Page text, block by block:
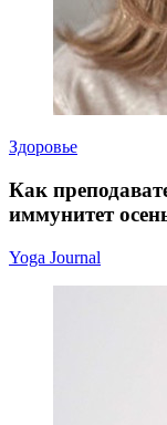
Здоровье
Как
иммунитет
Yoga Journal